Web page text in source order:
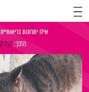
אילו יתרונות
מתוך: קול